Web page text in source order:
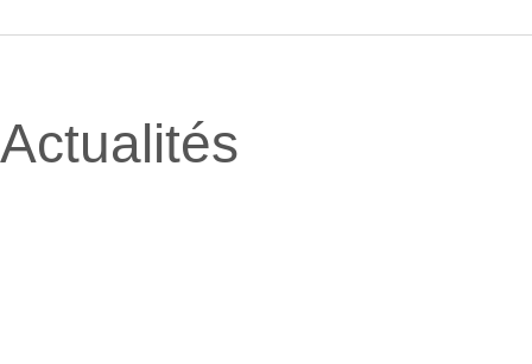
Actualités